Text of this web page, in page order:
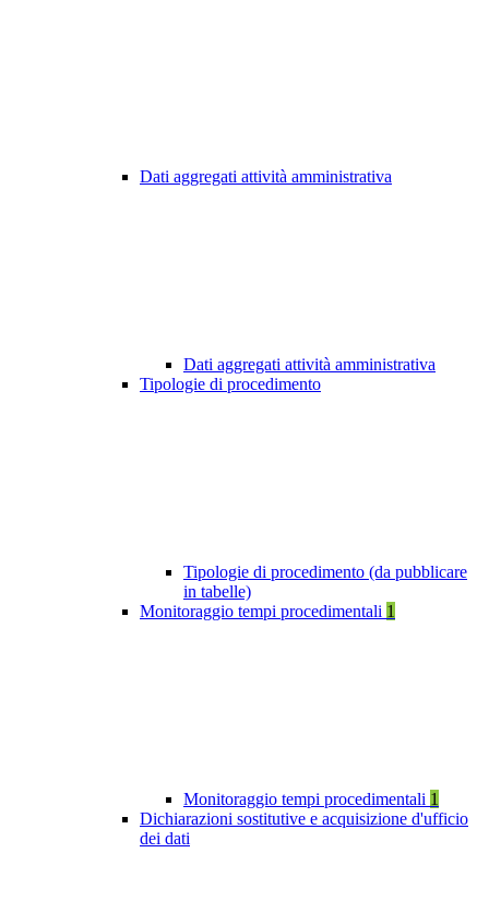
Dati aggregati attività amministrativa
Dati aggregati attività amministrativa
Tipologie di procedimento
Tipologie di procedimento (da pubblicare
in tabelle)
Monitoraggio tempi procedimentali 1
Monitoraggio tempi procedimentali 1
Dichiarazioni sostitutive e acquisizione d'ufficio
dei dati